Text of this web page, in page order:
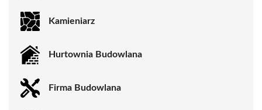
Kamieniarz
Hurtownia Budowlana
Firma Budowlana